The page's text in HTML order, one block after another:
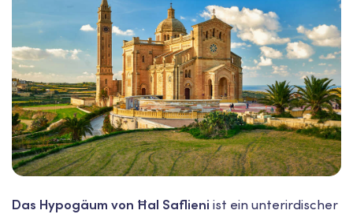
Das Hypogäum von Ħal Saflieni ist ein unterirdischer